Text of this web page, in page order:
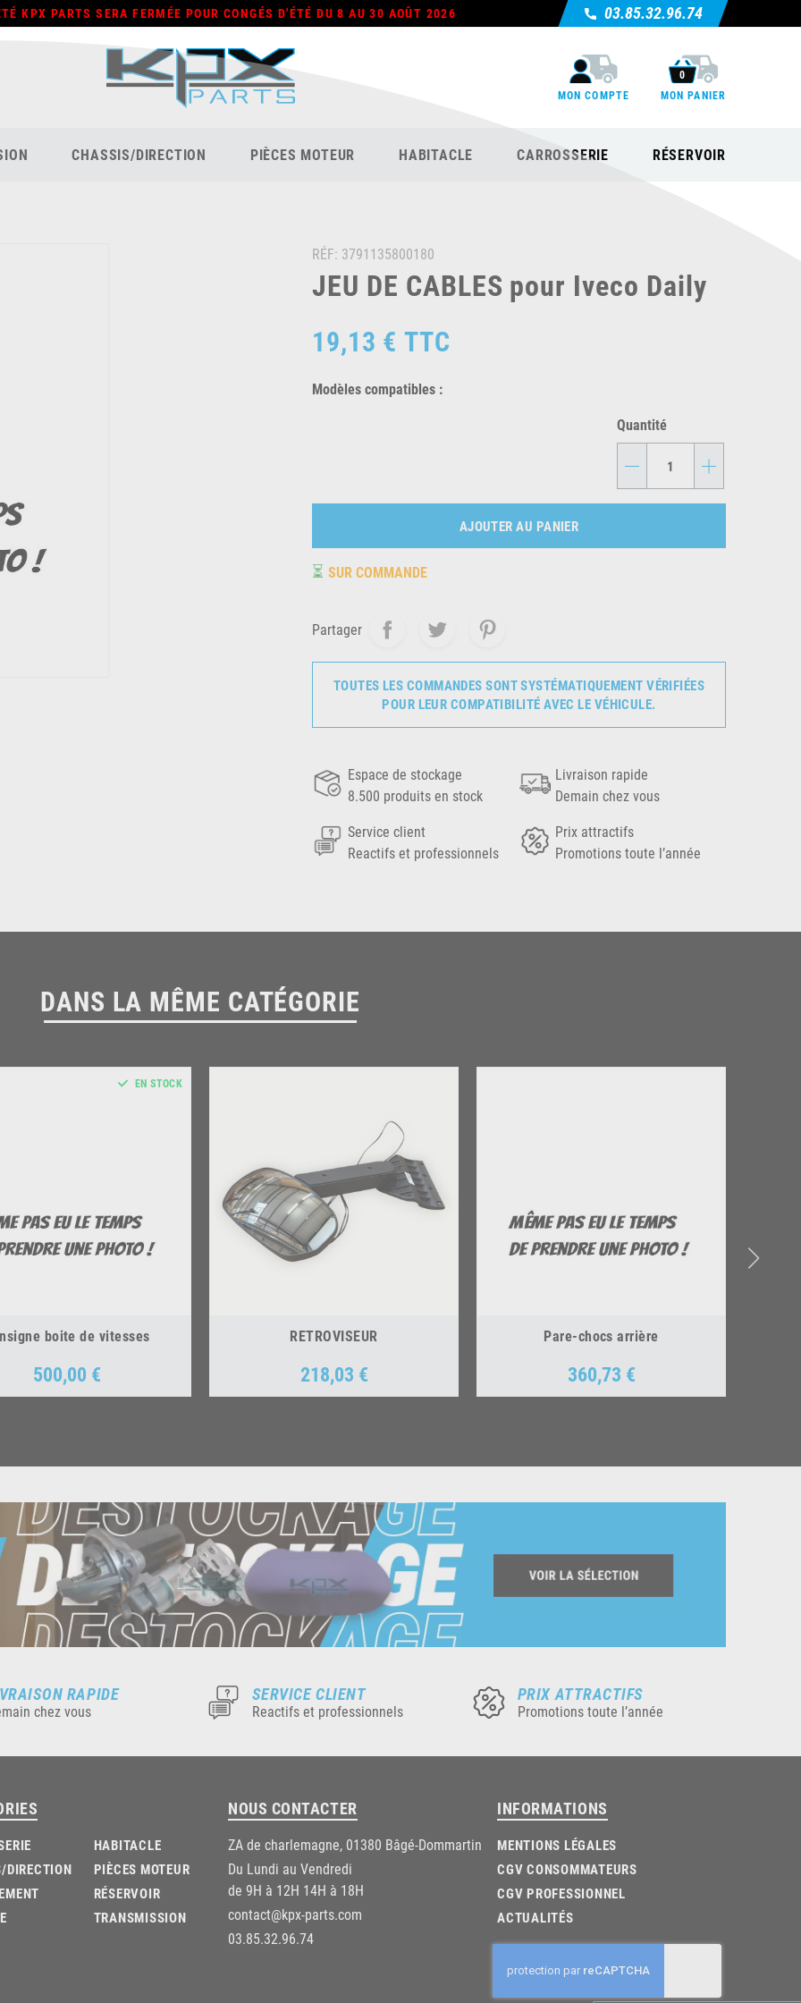
KPX PARTS SERA FERMÉE POUR CONGÉS D'ÉTÉ DU 8 AU 30 AOÛT 2026 03.85.32.96.74
MON COMPTE
0
MON PANIER
CHASSIS/DIRECTION PIÈCES MOTEUR HABITACLE CARROSSERIE RÉSERVOIR
RÉF: 3791135800180
JEU DE CABLES pour Iveco Daily
19,13 € TTC
Modèles compatibles :
Quantité
- +
AJOUTER AU PANIER
⏳ SUR COMMANDE
Partager
TOUTES LES COMMANDES SONT SYSTÉMATIQUEMENT VÉRIFIÉES
POUR LEUR COMPATIBILITÉ AVEC LE VÉHICULE.
Espace de stockage
8.500 produits en stock
Livraison rapide
Demain chez vous
Service client
Reactifs et professionnels
Prix attractifs
Promotions toute l’année
DANS LA MÊME CATÉGORIE
boite de vitesses
Prix
500,00 €
EN STOCK
RETROVISEUR
Prix
218,03 €
Pare-chocs arrière
Prix
360,73 €
RAPIDE
chez vous
SERVICE CLIENT
Reactifs et professionnels
PRIX ATTRACTIFS
Promotions toute l’année
DIRECTION
HABITACLE
PIÈCES MOTEUR
RÉSERVOIR
TRANSMISSION
NOUS CONTACTER
ZA de charlemagne, 01380 Bâgé-Dommartin
Du Lundi au Vendredi
de 9H à 12H 14H à 18H
contact@kpx-parts.com
03.85.32.96.74
INFORMATIONS
MENTIONS LÉGALES
CGV CONSOMMATEURS
CGV PROFESSIONNEL
ACTUALITÉS